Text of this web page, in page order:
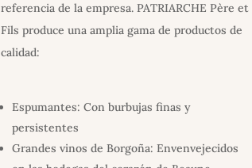
referencia de la empresa. PATRIARCHE Père et
Fils produce una amplia gama de productos de
calidad:
Espumantes: Con burbujas finas y
persistentes
Grandes vinos de Borgoña: Envenvejecidos